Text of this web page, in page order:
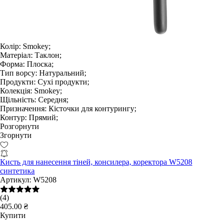
Колір: Smokey;
Матеріал: Таклон;
Форма: Плоска;
Тип ворсу: Натуральний;
Продукти: Сухі продукти;
Колекція: Smokey;
Щільність: Середня;
Призначення: Кісточки для контурингу;
Контур: Прямий;
Розгорнути
Згорнути
Кисть для нанесення тіней, консилера, коректора W5208
синтетика
Артикул: W5208
(4)
405.00 ₴
Купити